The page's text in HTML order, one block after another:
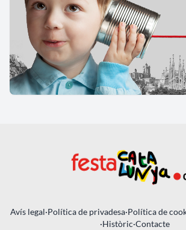
Avís legal·Política de privadesa·Política de
·Històric·Contacte